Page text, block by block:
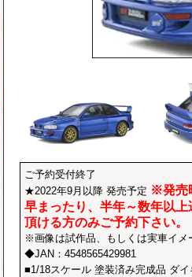
ご予約受付終了
★2022年9月以降 発売予定 ※発売
早まったり、半年～数年以
頂ける方のみご予約下さい。
※画像は試作品、もしくは実車イメ
◆JAN：4548565429981
■1/18スケール 塗装済み完成品 ダ